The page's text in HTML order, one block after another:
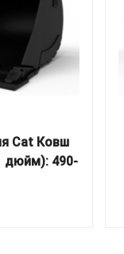
Cat Ковш
дюйм): 490-